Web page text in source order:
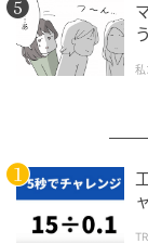
私